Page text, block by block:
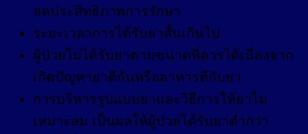
ลดประสิทธิภาพการรักษา
ระยะเวลาการได้รับยาสั้นเกินไป
ผู้ป่วยไม่ได้รับยาตามขนาดที่ควรได้เนื่องจาก
เกิดปัญหายาตีกันหรืออาหารตีกับยา
การบริหารรูปแบบยาและวิธีการให้ยาไม่
เหมาะสม เป็นผลให้ผู้ป่วยได้รับยาต่ำกว่า